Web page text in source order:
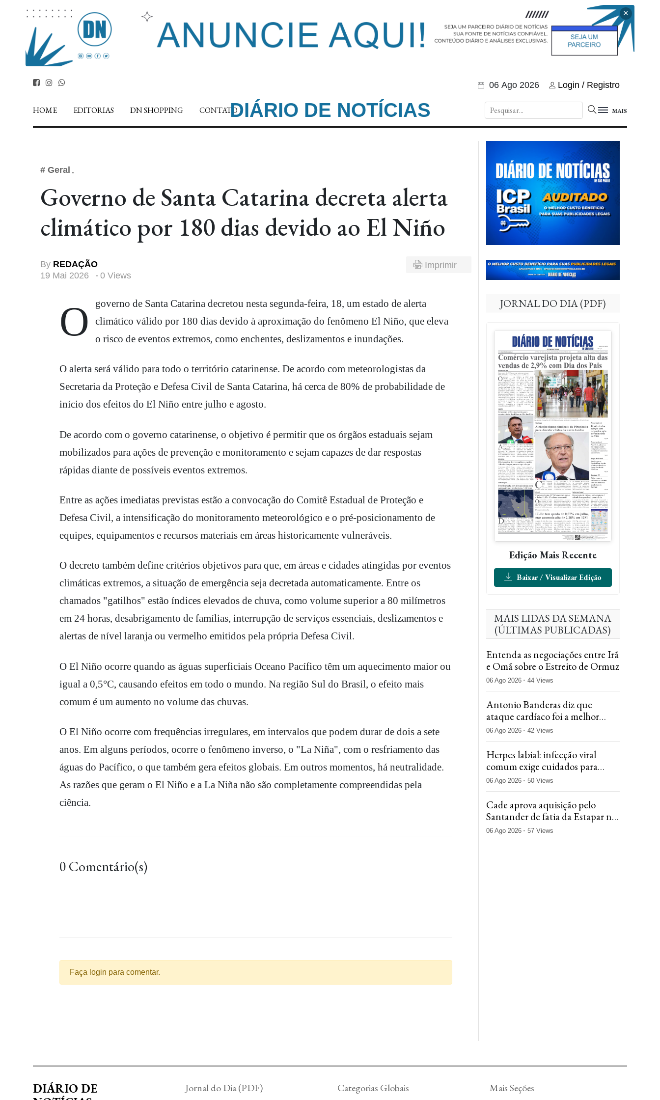
×
06 Ago 2026 Login / Registro
HOME EDITORIAS DN SHOPPING CONTATODIÁRIO DE NOTÍCIAS MAIS
# Geral
Governo de Santa Catarina decreta alerta
climático por 180 dias devido ao El Niño
By REDAÇÃO
19 Mai 2026
0 Views
Imprimir
O governo de Santa Catarina decretou nesta segunda-feira, 18, um estado de alerta
climático válido por 180 dias devido à aproximação do fenômeno El Niño, que eleva
o risco de eventos extremos, como enchentes, deslizamentos e inundações.
O alerta será válido para todo o território catarinense. De acordo com meteorologistas da
Secretaria da Proteção e Defesa Civil de Santa Catarina, há cerca de 80% de probabilidade de
início dos efeitos do El Niño entre julho e agosto.
De acordo com o governo catarinense, o objetivo é permitir que os órgãos estaduais sejam
mobilizados para ações de prevenção e monitoramento e sejam capazes de dar respostas
rápidas diante de possíveis eventos extremos.
Entre as ações imediatas previstas estão a convocação do Comitê Estadual de Proteção e
Defesa Civil, a intensificação do monitoramento meteorológico e o pré-posicionamento de
equipes, equipamentos e recursos materiais em áreas historicamente vulneráveis.
O decreto também define critérios objetivos para que, em áreas e cidades atingidas por eventos
climáticas extremos, a situação de emergência seja decretada automaticamente. Entre os
chamados "gatilhos" estão índices elevados de chuva, como volume superior a 80 milímetros
em 24 horas, desabrigamento de famílias, interrupção de serviços essenciais, deslizamentos e
alertas de nível laranja ou vermelho emitidos pela própria Defesa Civil.
O El Niño ocorre quando as águas superficiais Oceano Pacífico têm um aquecimento maior ou
igual a 0,5°C, causando efeitos em todo o mundo. Na região Sul do Brasil, o efeito mais
comum é um aumento no volume das chuvas.
O El Niño ocorre com frequências irregulares, em intervalos que podem durar de dois a sete
anos. Em alguns períodos, ocorre o fenômeno inverso, o "La Niña", com o resfriamento das
águas do Pacífico, o que também gera efeitos globais. Em outros momentos, há neutralidade.
As razões que geram o El Niño e a La Niña não são completamente compreendidas pela
ciência.
0 Comentário(s)
Faça login para comentar.
JORNAL DO DIA (PDF)
Edição Mais Recente
Baixar / Visualizar Edição
MAIS LIDAS DA SEMANA
(ÚLTIMAS PUBLICADAS)
Entenda as negociações entre Irã
e Omã sobre o Estreito de Ormuz
06 Ago 2026 44 Views
Antonio Banderas diz que
ataque cardíaco foi a melhor
coisa que já aconteceu na vida
dele
06 Ago 2026 42 Views
Herpes labial: infecção viral
comum exige cuidados para
evitar transmissão e novas crises
06 Ago 2026 50 Views
Cade aprova aquisição pelo
Santander de fatia da Estapar na
Loop
06 Ago 2026 57 Views
DIÁRIO DE
Jornal do Dia (PDF) Categorias Globais Mais Seções